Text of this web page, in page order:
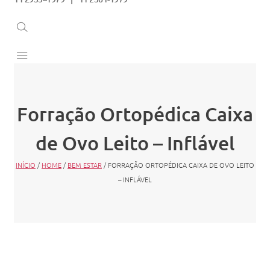
Forração Ortopédica Caixa
de Ovo Leito – Inflável
INÍCIO / HOME / BEM ESTAR / FORRAÇÃO ORTOPÉDICA CAIXA DE OVO LEITO
– INFLÁVEL